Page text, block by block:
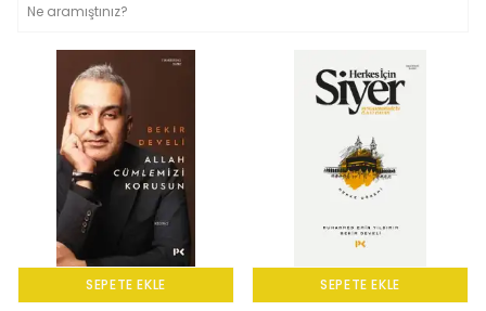
SEPETE EKLE SEPETE EKLE